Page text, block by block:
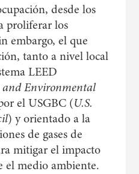
desde los
proliferar los
embargo, el que
tanto a nivel local
LEED
and Environmental
el USGBC (U.S.
) y orientado a la
de gases de
mitigar el impacto
el medio ambiente.